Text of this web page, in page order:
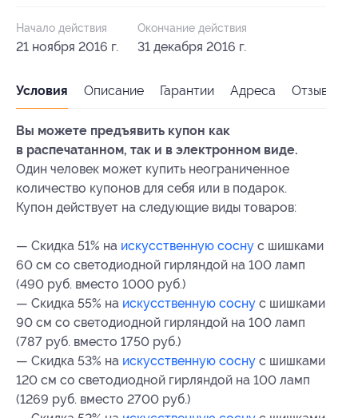
Начало действия
21 ноября 2016 г.
Окончание действия
31 декабря 2016 г.
Условия Описание Гарантии Адреса Отзывы
Вы можете предъявить купон как
в распечатанном, так и в электронном виде.
Один человек может купить неограниченное
количество купонов для себя или в подарок.
Купон действует на следующие виды товаров:
— Скидка 51% на искусственную сосну с шишками
60 см со светодиодной гирляндой на 100 ламп
(490 руб. вместо 1000 руб.)
— Скидка 55% на искусственную сосну с шишками
90 см со светодиодной гирляндой на 100 ламп
(787 руб. вместо 1750 руб.)
— Скидка 53% на искусственную сосну с шишками
120 см со светодиодной гирляндой на 100 ламп
(1269 руб. вместо 2700 руб.)